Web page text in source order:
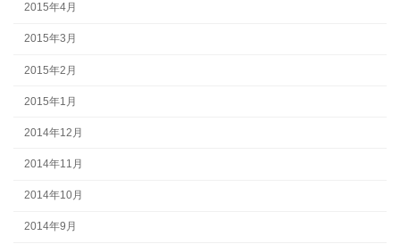
2015年4月
2015年3月
2015年2月
2015年1月
2014年12月
2014年11月
2014年10月
2014年9月